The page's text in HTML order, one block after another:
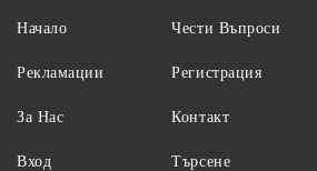
Начало
Рекламации
За Нас
Вход
Чести Въпроси
Регистрация
Контакт
Търсене